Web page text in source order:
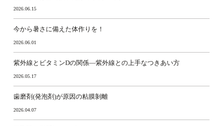
2026.06.15
今から暑さに備えた体作りを！
2026.06.01
紫外線とビタミンDの関係―紫外線との上手なつきあい方
2026.05.17
歯磨剤(発泡剤)が原因の粘膜剝離
2026.04.07